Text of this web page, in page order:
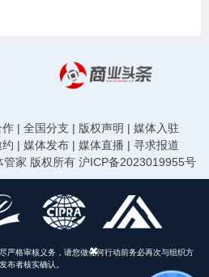
作 | 全国分支 | 版权声明 | 媒体入驻
| 媒体发布 | 媒体直播 | 寻求报道
家 版权所有 沪ICP备2023019955号
严格审核义务，请您做任何行动前务必再次与组织方
布者核实确认。